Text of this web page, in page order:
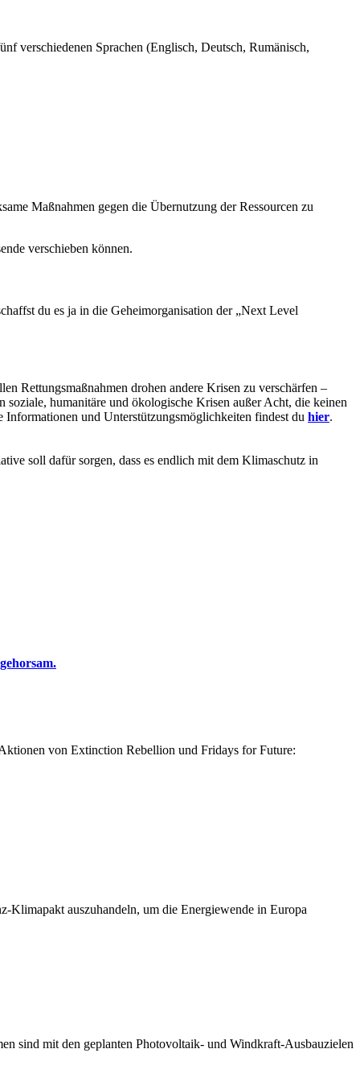
verschiedenen Sprachen (Englisch, Deutsch, Rumänisch,
Maßnahmen gegen die Übernutzung der Ressourcen zu
verschieben können.
du es ja in die Geheimorganisation der „Next Level
Rettungsmaßnahmen drohen andere Krisen zu verschärfen –
humanitäre und ökologische Krisen außer Acht, die keinen
und Unterstützungsmöglichkeiten findest du hier.
soll dafür sorgen, dass es endlich mit dem Klimaschutz in
von Extinction Rebellion und Fridays for Future:
Klimapakt auszuhandeln, um die Energiewende in Europa
sind mit den geplanten Photovoltaik- und Windkraft-Ausbauzielen